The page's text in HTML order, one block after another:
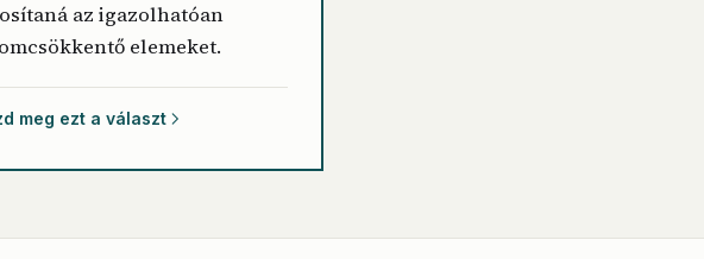
az igazolhatóan
elemeket.
meg ezt a választ